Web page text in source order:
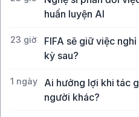
huấn luyện AI
23 giờ
FIFA sẽ giữ việc
kỳ sau?
1 ngày
Ai hưởng lợi khi tác
người khác?